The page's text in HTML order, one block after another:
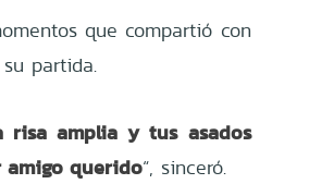
que compartió con
partida.
risa amplia y tus asados
amigo querido“, sinceró.